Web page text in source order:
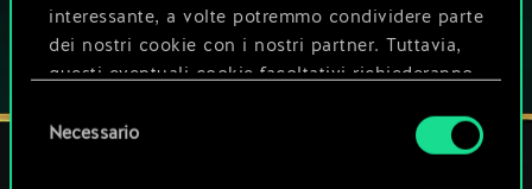
interessante, a volte potremmo condividere parte
dei nostri cookie con i nostri partner. Tuttavia,
questi eventuali cookie facoltativi richiederanno
Tutti i dettagli su come utilizziamo i cookie e su
delNecessario